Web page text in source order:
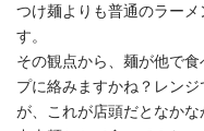
つけ麺よりも普通のラー
す。
その観点から、麺が他で
プに絡みますかね？レン
が、これが店頭だとなかな